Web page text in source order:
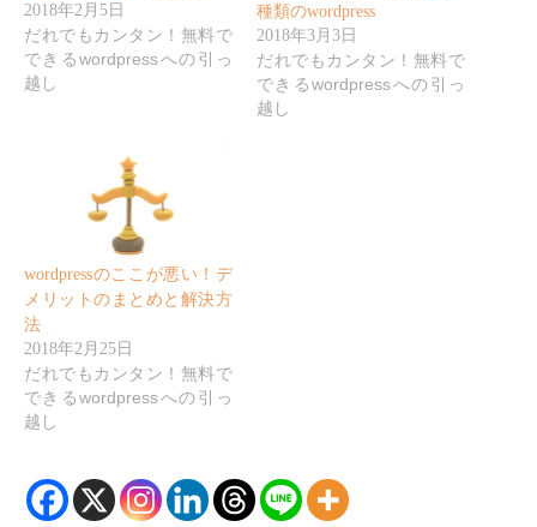
2018年2月5日
だれでもカンタン！無料で
できるwordpressへの引っ
越し
種類のwordpress
2018年3月3日
だれでもカンタン！無料で
できるwordpressへの引っ
越し
wordpressのここが悪い！デ
メリットのまとめと解決方
法
2018年2月25日
だれでもカンタン！無料で
できるwordpressへの引っ
越し